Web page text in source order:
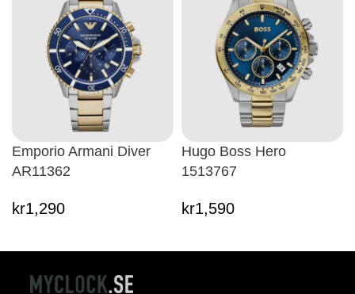
Emporio Armani Diver
AR11362
kr1,290
Hugo Boss Hero
1513767
kr1,590